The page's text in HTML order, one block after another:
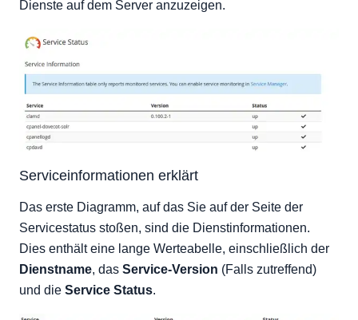
Dienste auf dem Server anzuzeigen.
Serviceinformationen erklärt
Das erste Diagramm, auf das Sie auf der Seite der
Servicestatus stoßen, sind die Dienstinformationen.
Dies enthält eine lange Werteabelle, einschließlich der
Dienstname, das Service-Version (Falls zutreffend)
und die Service Status.